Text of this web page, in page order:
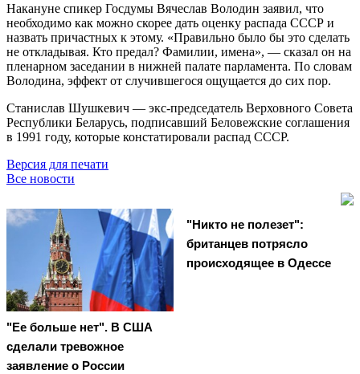
Накануне спикер Госдумы Вячеслав Володин заявил, что
необходимо как можно скорее дать оценку распада СССР и
назвать причастных к этому. «Правильно было бы это сделать
не откладывая. Кто предал? Фамилии, имена», — сказал он на
пленарном заседании в нижней палате парламента. По словам
Володина, эффект от случившегося ощущается до сих пор.
Станислав Шушкевич — экс-председатель Верховного Совета
Республики Беларусь, подписавший Беловежские соглашения
в 1991 году, которые констатировали распад СССР.
Версия для печати
Все новости
"Ее больше нет". В США
сделали тревожное
заявление о России
"Никто не полезет":
британцев потрясло
происходящее в Одессе